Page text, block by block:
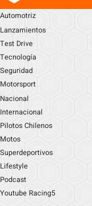
Automotriz
Lanzamientos
Test Drive
Tecnología
Seguridad
Motorsport
Nacional
Internacional
Pilotos Chilenos
Motos
Superdeportivos
Lifestyle
Podcast
Youtube Racing5